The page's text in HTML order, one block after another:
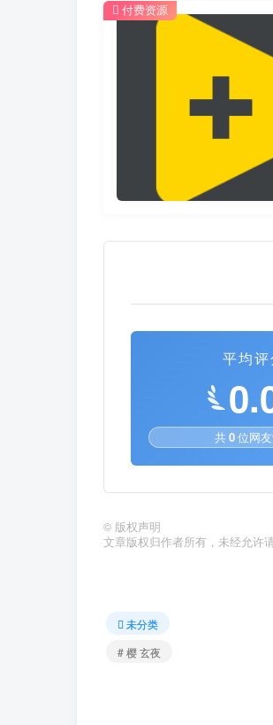
付费资源
平均评
共0位网
© 版权声明
文章版权归作者所有，未经允许请
未分类
# 樱 玄夜